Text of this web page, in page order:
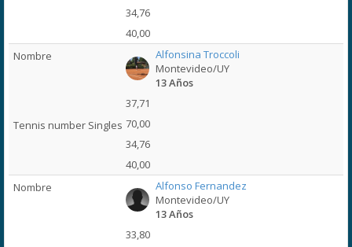
34,76
40,00
Alfonsina Troccoli
Montevideo/UY
13 Años
37,71
70,00
34,76
40,00
Alfonso Fernandez
Montevideo/UY
13 Años
33,80